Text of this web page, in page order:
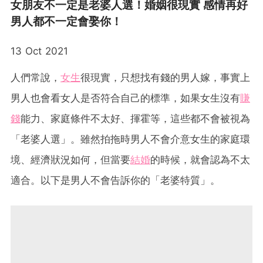
女朋友不一定是老婆人選！婚姻很現實 感情再好
男人都不一定會娶你！
13 Oct 2021
人們常說， 女生很現實，只想找有錢的男人嫁，事實上
男人也會看女人是否符合自己的標準，如果女生沒有賺
錢能力、家庭條件不太好、揮霍等，這些都不會被視為
「老婆人選」。雖然拍拖時男人不會介意女生的家庭環
境、經濟狀況如何，但當要結婚的時候，就會認為不太
適合。以下是男人不會告訴你的「老婆特質」。